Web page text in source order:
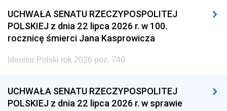
UCHWAŁA SENATU RZECZYPOSPOLITEJ
POLSKIEJ z dnia 22 lipca 2026 r. w 100.
rocznicę śmierci Jana Kasprowicza
Monitor Polski rok 2026 poz. 740
UCHWAŁA SENATU RZECZYPOSPOLITEJ
POLSKIEJ z dnia 22 lipca 2026 r. w sprawie